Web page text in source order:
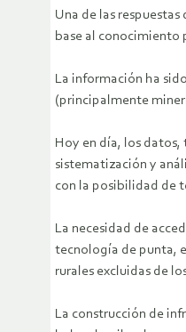
Una de las
base al conocimiento
La información ha
(principalmente
Hoy en día, los
sistematización y
con la posibilidad de
La necesidad de
tecnología de punta,
rurales excluidas de
La construcción de